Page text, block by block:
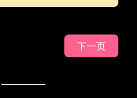
下一页